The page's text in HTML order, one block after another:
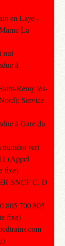
en Laye -
La
nul
à
Rémy lès-
Service
à Gare du
vert
(Appel
fixe)
SNCF C, D
805 700 805
fixe)